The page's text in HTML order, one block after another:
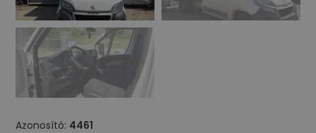
Azonosító: 4461